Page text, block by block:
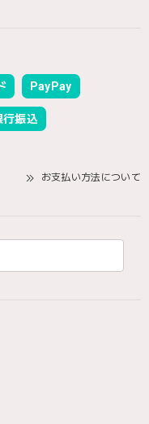
PayPay
行振込
お支払い方法について